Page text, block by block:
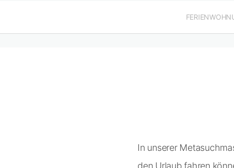
In unserer
den Urlaub fahren